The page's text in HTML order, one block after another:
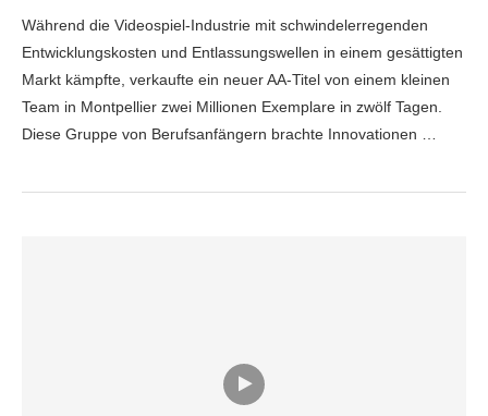
Während die Videospiel-Industrie mit schwindelerregenden
Entwicklungskosten und Entlassungswellen in einem gesättigten
Markt kämpfte, verkaufte ein neuer AA-Titel von einem kleinen
Team in Montpellier zwei Millionen Exemplare in zwölf Tagen.
Diese Gruppe von Berufsanfängern brachte Innovationen …